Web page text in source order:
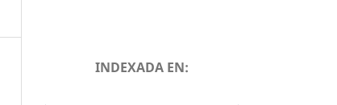
INDEXADA EN: